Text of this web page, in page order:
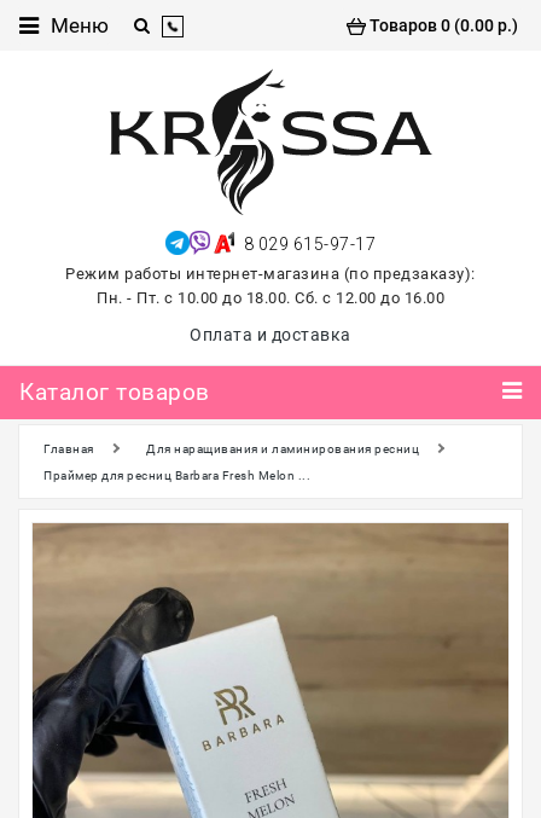
Меню Товаров 0 (0.00 р.)
8 029 615-97-17
Режим работы интернет-магазина (по предзаказу):
Пн. - Пт. с 10.00 до 18.00. Сб. с 12.00 до 16.00
Оплата и доставка
Каталог товаров
Каталог
и
педикюра
Для
наращивания и
ресниц
волос
Для
депиляции
Электрооборудование
Главная
Для наращивания и ламинирования ресниц
Праймер для ресниц Barbara Fresh Melon ...